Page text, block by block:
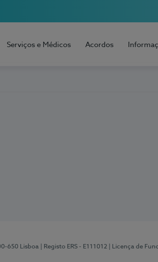
Serviços e Médicos Acordos
650 Lisboa | Registo ERS - E111012 | Licença de